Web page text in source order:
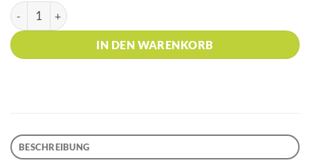
HK - G3 Transparent-Silber Box Menge
IN DEN WARENKORB
BESCHREIBUNG